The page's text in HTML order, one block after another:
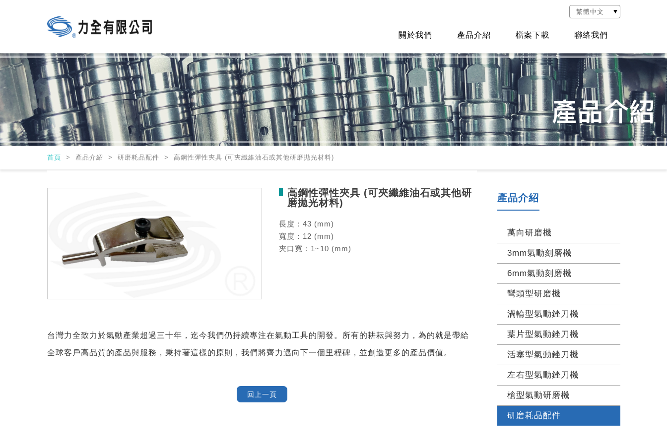
關於我們 產品介紹 檔案下載 聯絡我們
首頁 > 產品介紹 > 研磨耗品配件 > 高鋼性彈性夾具 (可夾纖維油石或其他研磨拋光材料)
產品介紹
萬向研磨機
3mm氣動刻磨機
6mm氣動刻磨機
彎頭型研磨機
渦輪型氣動銼刀機
葉片型氣動銼刀機
活塞型氣動銼刀機
左右型氣動銼刀機
槍型氣動研磨機
研磨耗品配件
高鋼性彈性夾具 (可夾纖維油石或其他研
磨拋光材料)
長度：43 (mm)
寬度：12 (mm)
夾口寬：1~10 (mm)
台灣力全致力於氣動產業超過三十年，迄今我們仍持續專注在氣動工具的開發。所有的耕耘與努力，為的就是帶給
全球客戶高品質的產品與服務，秉持著這樣的原則，我們將齊力邁向下一個里程碑，並創造更多的產品價值。